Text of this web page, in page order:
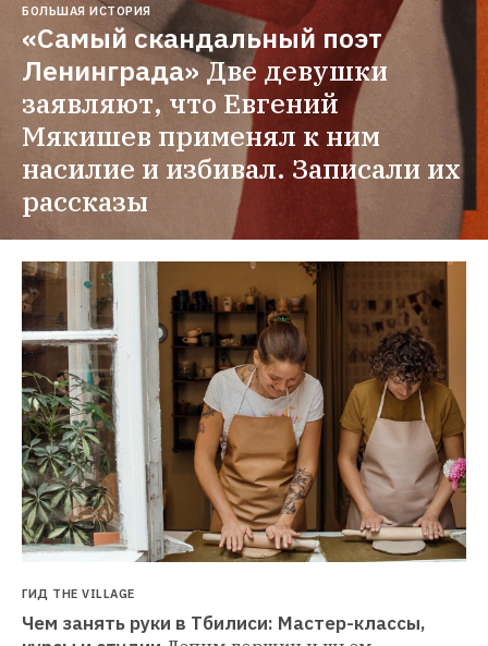
БОЛЬШАЯ ИСТОРИЯ
«Самый скандальный поэт
Ленинграда»Две девушки
заявляют, что Евгений
Мякишев применял к ним
насилие и избивал. Записали их
рассказы
ГИД THE VILLAGE
Чем занять руки в Тбилиси: Мастер-классы,